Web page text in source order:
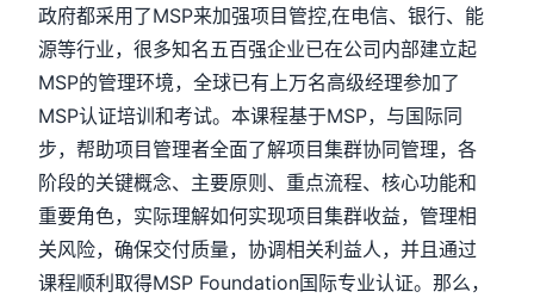
政府都采用了MSP来加强项目管控,在电信、银行、能
源等行业，很多知名五百强企业已在公司内部建立起
MSP的管理环境，全球已有上万名高级经理参加了
MSP认证培训和考试。本课程基于MSP，与国际同
步，帮助项目管理者全面了解项目集群协同管理，各
阶段的关键概念、主要原则、重点流程、核心功能和
重要角色，实际理解如何实现项目集群收益，管理相
关风险，确保交付质量，协调相关利益人，并且通过
课程顺利取得MSP Foundation国际专业认证。那么，